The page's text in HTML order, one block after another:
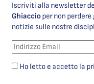
Iscriviti alla newsletter
Ghiaccio per non
notizie sulle nostre
Ho letto e accetto la